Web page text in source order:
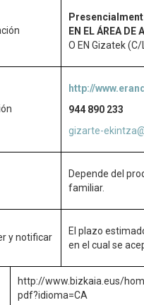
EN EL ÁREA DE
O EN Gizatek
http://
944 890 233
gizarte-
Depende del
familiar.
y notificar
El plazo
en el cual se
http://www.bizkaia.eus/
pdf?idioma=CA